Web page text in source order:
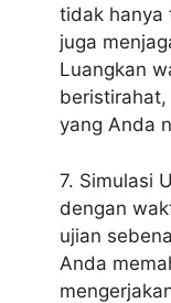
tidak hanya
juga
Luangkan
yang Anda
7. Simulasi
dengan
ujian
Anda